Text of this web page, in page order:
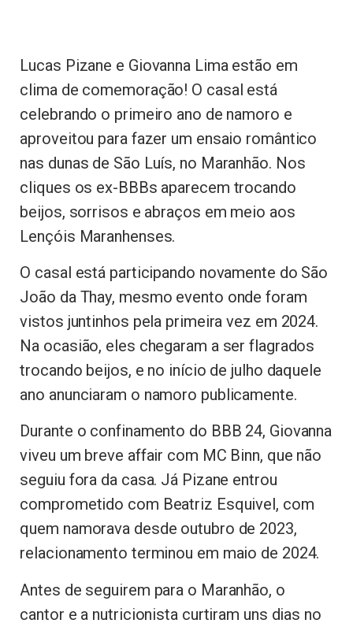
Lucas Pizane e Giovanna Lima estão em
clima de comemoração! O casal está
celebrando o primeiro ano de namoro e
aproveitou para fazer um ensaio romântico
nas dunas de São Luís, no Maranhão. Nos
cliques os ex-BBBs aparecem trocando
beijos, sorrisos e abraços em meio aos
Lençóis Maranhenses.
O casal está participando novamente do São
João da Thay, mesmo evento onde foram
vistos juntinhos pela primeira vez em 2024.
Na ocasião, eles chegaram a ser flagrados
trocando beijos, e no início de julho daquele
ano anunciaram o namoro publicamente.
Durante o confinamento do BBB 24, Giovanna
viveu um breve affair com MC Binn, que não
seguiu fora da casa. Já Pizane entrou
comprometido com Beatriz Esquivel, com
quem namorava desde outubro de 2023,
relacionamento terminou em maio de 2024.
Antes de seguirem para o Maranhão, o
cantor e a nutricionista curtiram uns dias no